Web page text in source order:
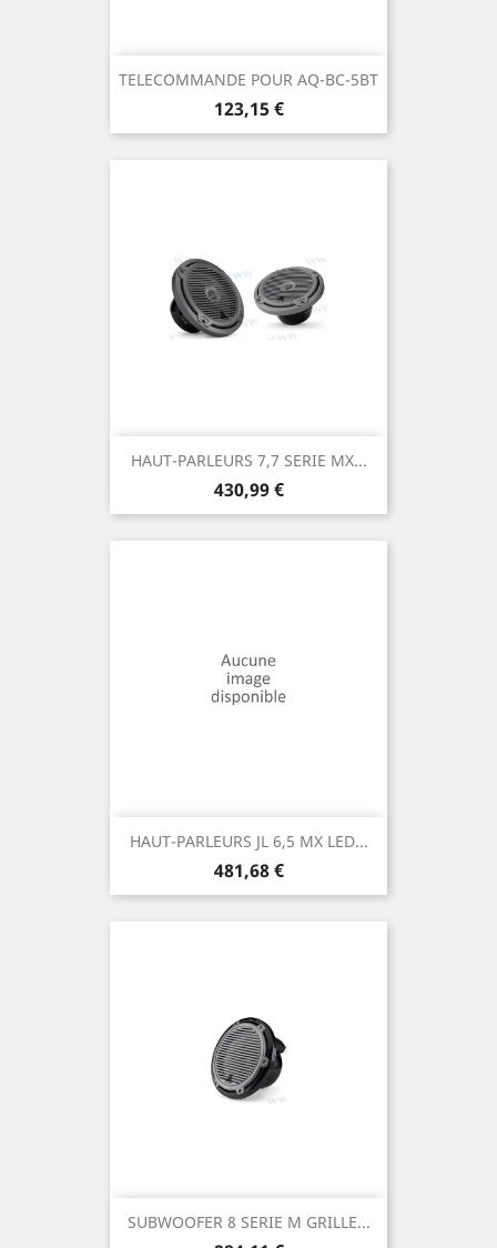
TELECOMMANDE POUR AQ-BC-5BT
Prix
123,15 €
HAUT-PARLEURS 7,7 SERIE MX...
Prix
430,99 €
HAUT-PARLEURS JL 6,5 MX LED...
Prix
481,68 €
SUBWOOFER 8 SERIE M GRILLE...